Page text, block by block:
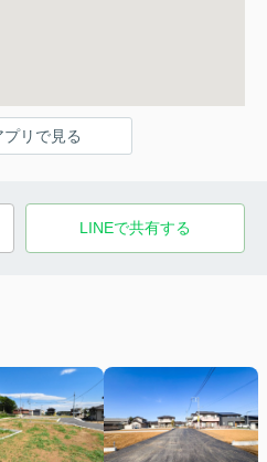
プリで見る
LINEで共有する